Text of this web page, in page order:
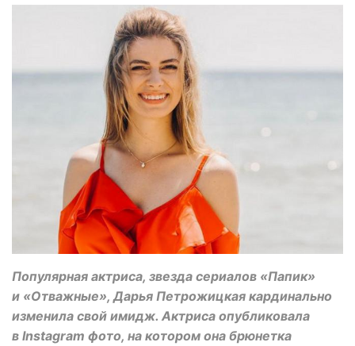
Популярная актриса, звезда сериалов «Папик»
и «Отважные», Дарья Петрожицкая кардинально
изменила свой имидж. Актриса опубликовала
в Instagram фото, на котором она брюнетка